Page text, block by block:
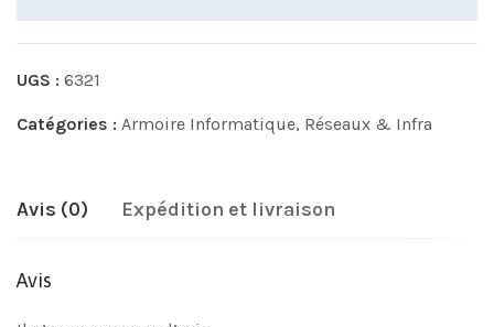
UGS : 6321
Catégories : Armoire Informatique, Réseaux & Infra
Avis (0) Expédition et livraison
Avis